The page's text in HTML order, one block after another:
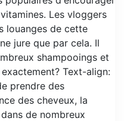
Les vloggers
louanges de cette
jure que par cela. Il
shampooings et
Text-align:
prendre des
des cheveux, la
de nombreux